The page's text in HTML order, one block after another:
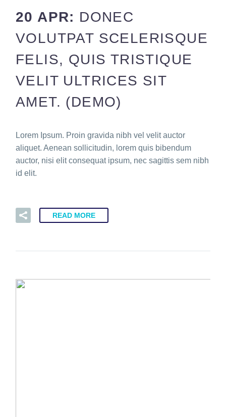
20 APR: DONEC
VOLUTPAT SCELERISQUE
FELIS, QUIS TRISTIQUE
VELIT ULTRICES SIT
AMET. (DEMO)
Lorem Ipsum. Proin gravida nibh vel velit auctor
aliquet. Aenean sollicitudin, lorem quis bibendum
auctor, nisi elit consequat ipsum, nec sagittis sem nibh
id elit.
READ MORE